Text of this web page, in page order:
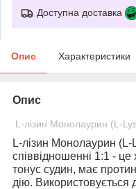
Доступна доставка
Опис Характеристики
Опис
L-лізин Монолаурин (L-
L-лізин Монолаурин
співвідношенні 1:1 -
тонус судин, має
дію. Використовується